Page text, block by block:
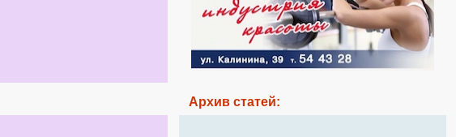
Архив статей: